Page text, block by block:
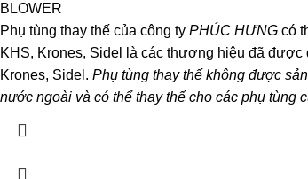
BLOWER
Phụ tùng thay thế của công ty PHÚC HƯNG có
KHS, Krones, Sidel là các thương hiệu đã
Krones, Sidel. Phụ tùng thay thế không được
nước ngoài và có thể thay thế cho các phụ tùng